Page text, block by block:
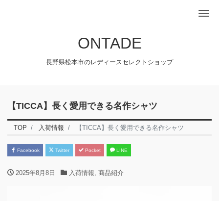
ONTADE
長野県松本市のレディースセレクトショップ
【TICCA】長く愛用できる名作シャツ
TOP 入荷情報 【TICCA】長く愛用できる名作シャツ
Facebook Twitter Pocket LINE
2025年8月8日 入荷情報, 商品紹介